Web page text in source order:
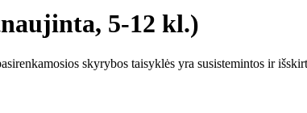
5-12 kl.)
skyrybos taisyklės yra susistemintos ir